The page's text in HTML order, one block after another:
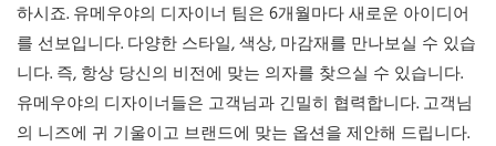
하시죠. 유메우야의 디자이너 팀은 6개월마다 새로운 아이디어
를 선보입니다. 다양한 스타일, 색상, 마감재를 만나보실 수 있습
니다. 즉, 항상 당신의 비전에 맞는 의자를 찾으실 수 있습니다.
유메우야의 디자이너들은 고객님과 긴밀히 협력합니다. 고객님
의 니즈에 귀 기울이고 브랜드에 맞는 옵션을 제안해 드립니다.